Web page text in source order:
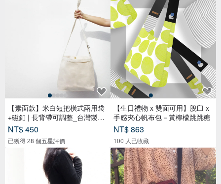
【素面款】米白短把橫式兩用袋
+磁釦 | 長背帶可調整_台灣製布
包
NT$ 450
已獲得 28 個五星評價
【生日禮物 x 雙面可用】脫臼 x
手感夾心帆布包－黃檸檬跳跳糖
NT$ 863
100 人已收藏